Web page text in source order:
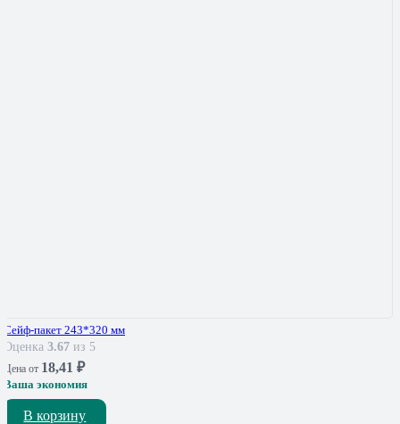
Сейф-пакет 243*320 мм
Оценка 3.67 из 5
Цена от 18,41 ₽
Ваша экономия
В корзину